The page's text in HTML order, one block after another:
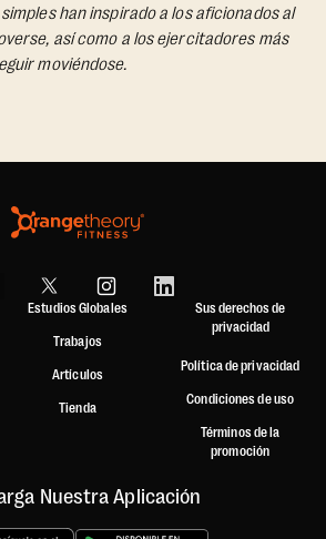
han inspirado a los aficionados al
así como a los ejercitadores más
moviéndose.
Estudios Globales
Trabajos
Artículos
Tienda
Sus derechos de
privacidad
Política de privacidad
Condiciones de uso
Términos de la
promoción
Nuestra Aplicación